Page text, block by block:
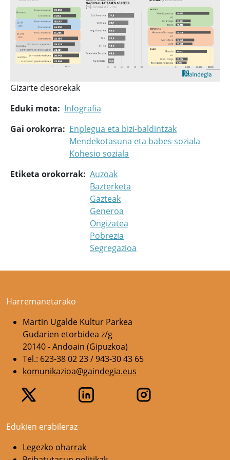
Gizarte desorekak
Eduki mota
Infografia
Gai orokorra
Enplegua eta bizi-baldintzak
Mendekotasuna eta babes soziala
Kohesio soziala
Etiketa orokorrak Auzoak
Bazterketa
Gazteak
Generoa
Ongizatea
Pobrezia
Segregazioa
Harremanetarako
Martin Ugalde Kultur Parkea
Gudarien etorbidea z/g
20140 - Andoain (Gipuzkoa)
Tel.: 623-38 02 23 / 943-30 43 65
komunikazioa@gaindegia.eus
Edukien erabileraz
Legezko oharrak